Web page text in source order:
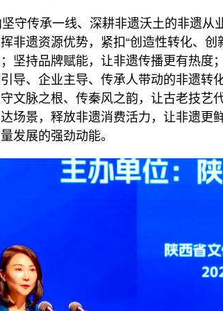
守传承一线、深耕非遗沃土的非遗从
非遗资源优势，紧扣“创造性转化、创
坚持品牌赋能，让非遗传播更有热度
导、企业主导、传承人带动的非遗转
文脉之根、传秦风之韵，让古老技艺
场景，释放非遗消费活力，让非遗更
发展的强劲动能。